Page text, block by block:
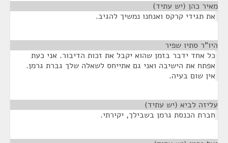
מאיר כהן (יש עתיד)
את תגידי קרקס ואנחנו נמשיך להגיב.
היו"ר סתיו שפיר
כל אחד ידבר בזמן שהוא יקבל את זכות הדיבור. אני כעת
אפתח את הישיבה ואני גם אתייחס לשאלה שלך גברת גרמן.
אין שום בעיה.
עליזה לביא (יש עתיד)
חברת הכנסת גרמן בשבילך, יקירתי.